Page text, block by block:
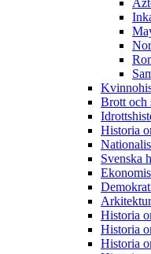
Brott och
Historia
Svenska
Historia
Historia
Historia